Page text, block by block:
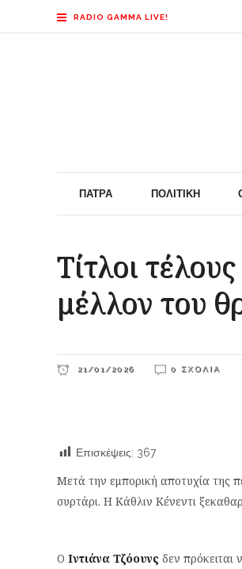
RADIO GAMMA LIVE!
ΠΆΤΡΑ ΠΟΛΙΤΙΚΉ
Τίτλοι
μέλλον του
21/01/2026 0 ΣΧΌΛΙΑ
Επισκέψεις: 367
Μετά την εμπορική αποτυχία της
συρτάρι. Η Κάθλιν Κένεντι
Ο Ιντιάνα Τζόουνς δεν